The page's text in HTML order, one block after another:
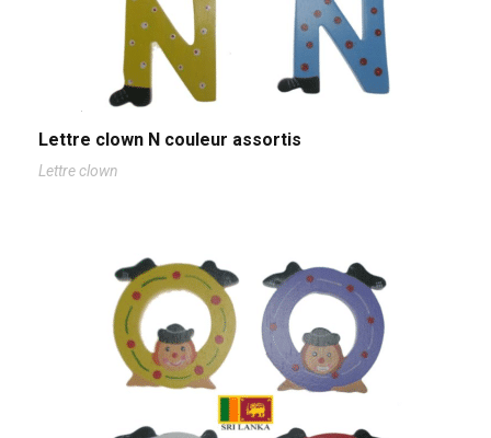
Lettre clown N couleur assortis
Lettre clown